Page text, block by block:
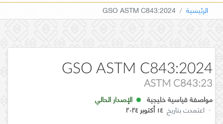
الرئيسية GSO ASTM C843:2024
GSO ASTM C843:2024
ASTM C843:23
مواصفة قياسية خليجية
الإصدار الحالي
· اعتمدت بتاريخ ١٤ أكتوبر ٢٠٢٤